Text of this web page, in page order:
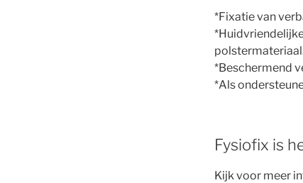
*Fixatie van
*Beschermend
*Als
Fysiofix is
Kijk voor meer